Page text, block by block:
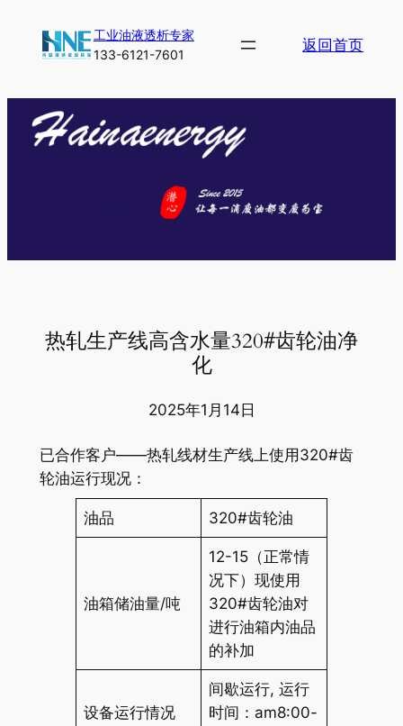
工业油液透析专家
133-6121-7601
返回首页
热轧生产线高含水量320#齿轮油净
化
2025年1月14日
已合作客户——热轧线材生产线上使用320#齿
轮油运行现况：
油品 320#齿轮油
油箱储油量/吨
12-15（正常情
况下）现使用
320#齿轮油对
进行油箱内油品
的补加
设备运行情况
间歇运行, 运行
时间：am8:00-